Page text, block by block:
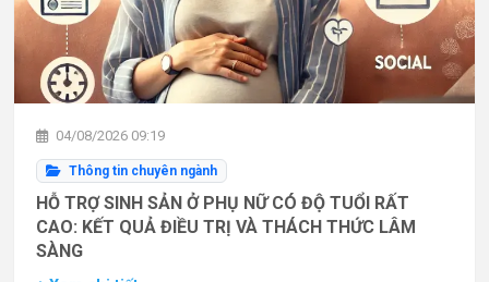
04/08/2026 09:19
Thông tin chuyên ngành
HỖ TRỢ SINH SẢN Ở PHỤ NỮ CÓ ĐỘ TUỔI RẤT
CAO: KẾT QUẢ ĐIỀU TRỊ VÀ THÁCH THỨC LÂM
SÀNG